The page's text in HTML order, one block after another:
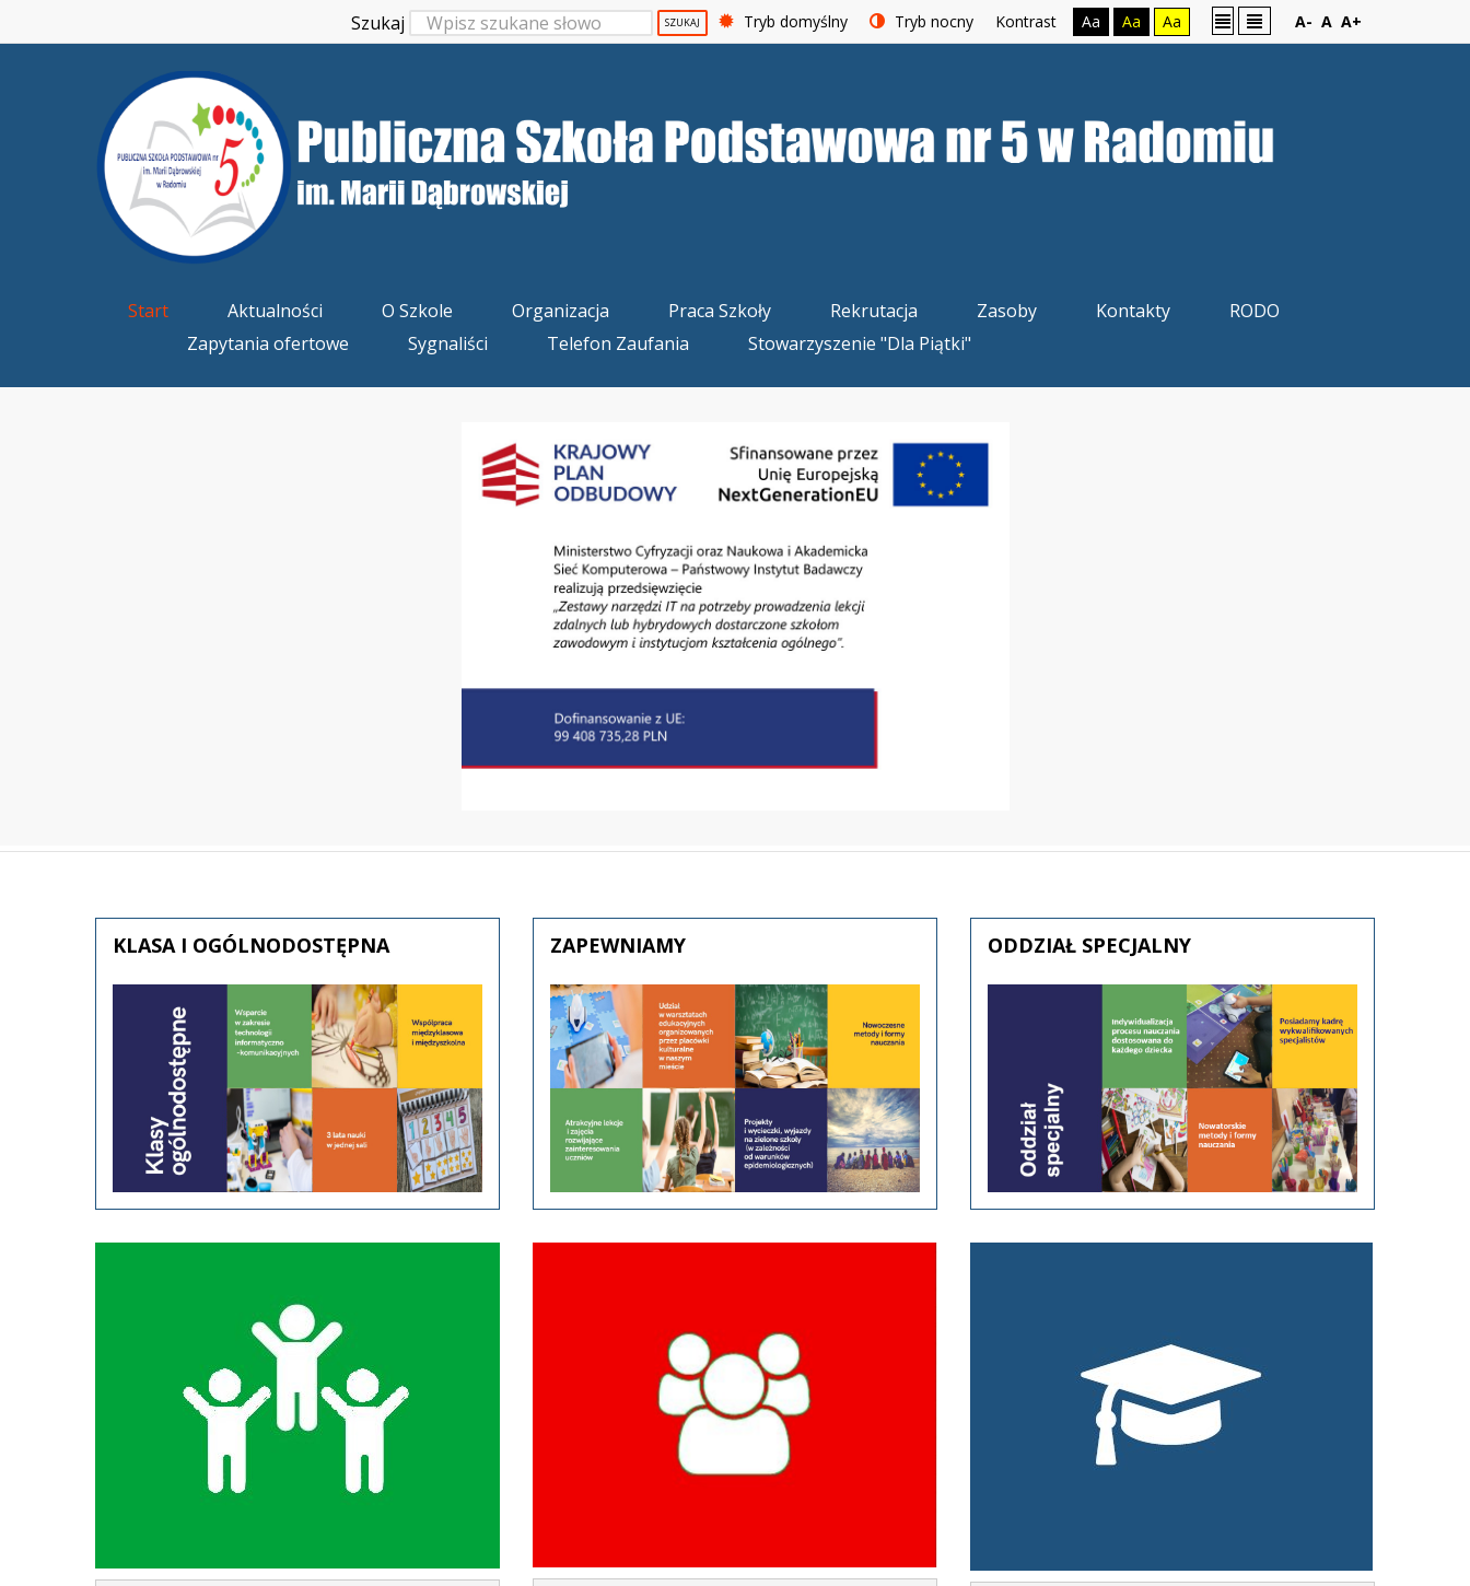
Tryb domyślny Tryb nocny Kontrast Aa Aa Aa A- A A+
Szukaj SZUKAJ
Start Aktualności O Szkole Organizacja Praca Szkoły Rekrutacja Zasoby Kontakty
RODO
Zapytania ofertowe
Sygnaliści Telefon Zaufania Stowarzyszenie "Dla Piątki"
KLASA I OGÓLNODOSTĘPNA ZAPEWNIAMY ODDZIAŁ SPECJALNY